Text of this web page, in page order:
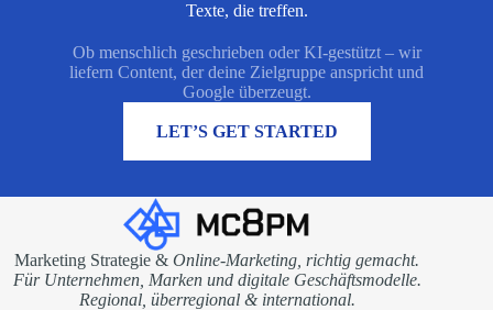
Texte, die treffen.
Ob menschlich geschrieben oder KI-gestützt – wir
liefern Content, der deine Zielgruppe anspricht und
Google überzeugt.
LET’S GET STARTED
Marketing Strategie &Online-Marketing, richtig gemacht.
Für Unternehmen, Marken und digitale Geschäftsmodelle.
Regional, überregional & international.